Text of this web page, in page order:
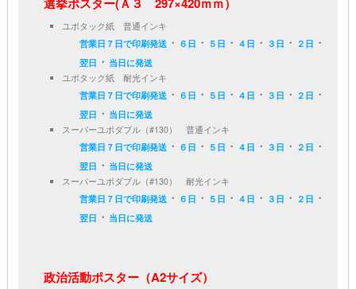
ユポタック紙 普通インキ
営業日７日で印刷発送 ・ ６日 ・ ５日 ・ ４日 ・ ３日 ・ ２日 ・
翌日 ・ 当日に発送
ユポタック紙 耐光インキ
営業日７日で印刷発送 ・ ６日 ・ ５日 ・ ４日 ・ ３日 ・ ２日 ・
翌日 ・ 当日に発送
スーパーユポダブル（#130） 普通インキ
営業日７日で印刷発送 ・ ６日 ・ ５日 ・ ４日 ・ ３日 ・ ２日 ・
翌日 ・ 当日に発送
スーパーユポダブル（#130） 耐光インキ
営業日７日で印刷発送 ・ ６日 ・ ５日 ・ ４日 ・ ３日 ・ ２日 ・
翌日 ・ 当日に発送
政治活動ポスター（A2サイズ）